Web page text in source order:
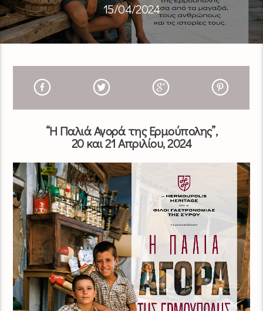
15/04/2024
“Η Παλιά Αγορά της Ερμούπολης”,
20 και 21 Απριλίου, 2024